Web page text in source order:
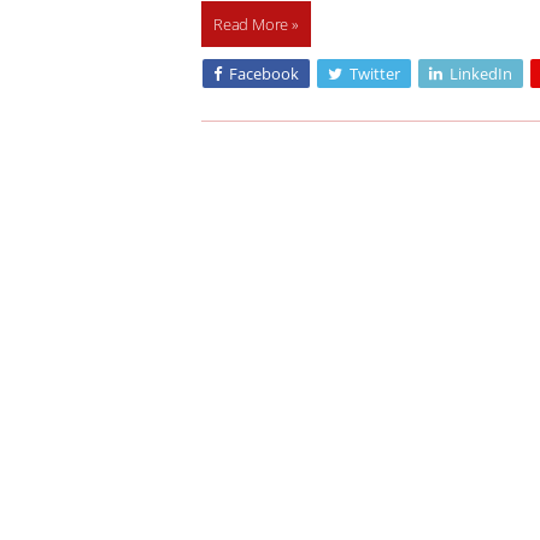
Read More »
Facebook Twitter LinkedIn